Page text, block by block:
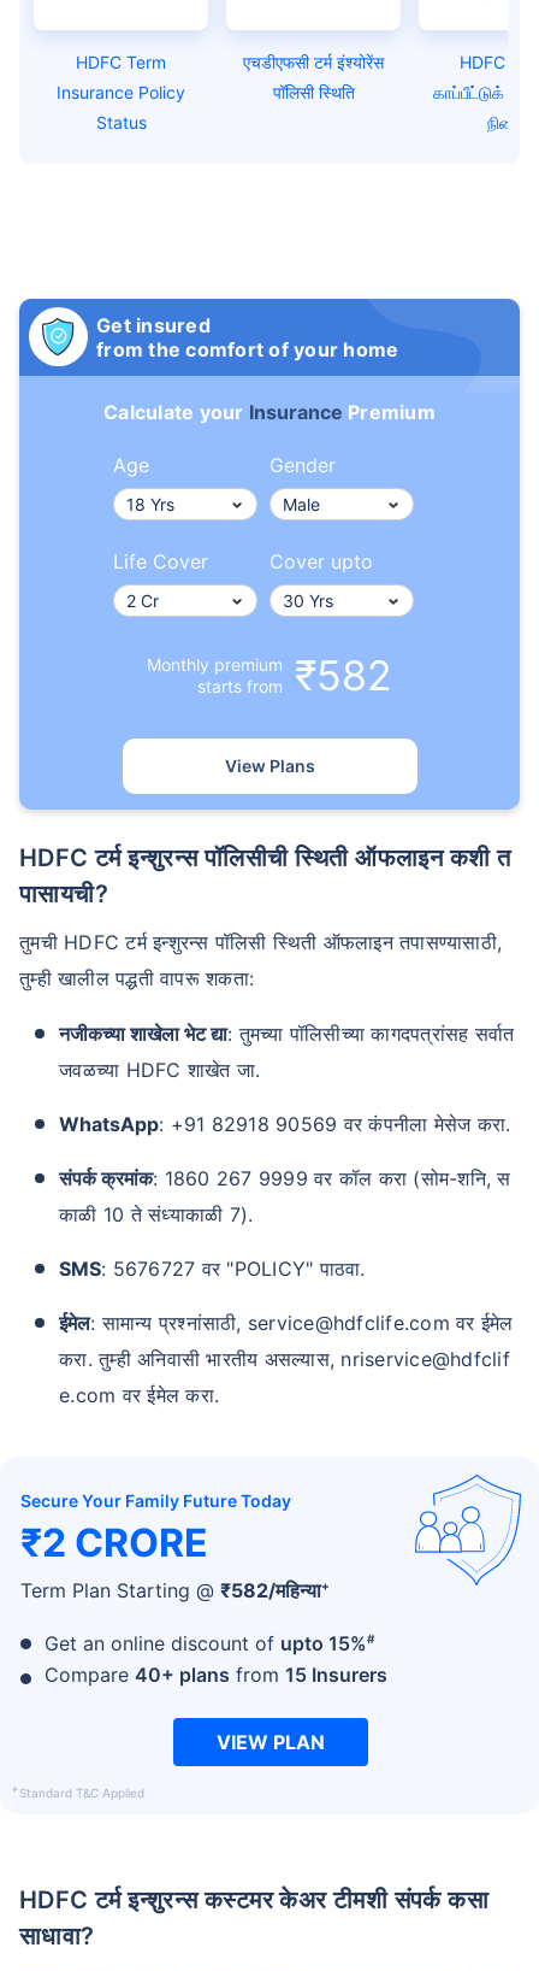
HDFC Term
Insurance Policy
Status
एचडीएफसी टर्म इंश्योरेंस
पॉलिसी स्थिति
HDFC
காப்பீட்டுக்
நிலை
Get insured
from the comfort of your home
Calculate your Insurance Premium
Age Gender
Life Cover Cover upto
Monthly premium
starts from
₹582
View Plans
HDFC टर्म इन्शुरन्स पॉलिसीची स्थिती ऑफलाइन कशी त
पासायची?
तुमची HDFC टर्म इन्शुरन्स पॉलिसी स्थिती ऑफलाइन तपासण्यासाठी,
तुम्ही खालील पद्धती वापरू शकता:
नजीकच्या शाखेला भेट द्या: तुमच्या पॉलिसीच्या कागदपत्रांसह सर्वात
जवळच्या HDFC शाखेत जा.
WhatsApp: +91 82918 90569 वर कंपनीला मेसेज करा.
संपर्क क्रमांक: 1860 267 9999 वर कॉल करा (सोम-शनि, स
काळी 10 ते संध्याकाळी 7).
SMS: 5676727 वर "POLICY" पाठवा.
ईमेल: सामान्य प्रश्नांसाठी, service@hdfclife.com वर ईमेल
करा. तुम्ही अनिवासी भारतीय असल्यास, nriservice@hdfclif
e.com वर ईमेल करा.
Secure Your Family Future Today
₹2 CRORE
Term Plan Starting @ ₹582/महिन्या+
Get an online discount of upto 15%#
Compare 40+ plans from 15 Insurers
VIEW PLAN
+Standard T&C Applied
HDFC टर्म इन्शुरन्स कस्टमर केअर टीमशी संपर्क कसा
साधावा?